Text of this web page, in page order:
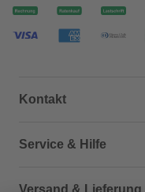
Kontakt
Dein Kontakt zu uns
Service & Hilfe
Häufige Fragen (FAQ)